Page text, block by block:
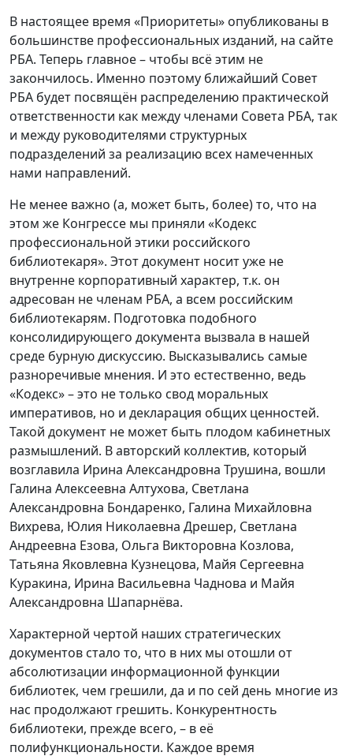
В настоящее время «Приоритеты» опубликованы в
большинстве профессиональных изданий, на сайте
РБА. Теперь главное – чтобы всё этим не
закончилось. Именно поэтому ближайший Совет
РБА будет посвящён распределению практической
ответственности как между членами Совета РБА, так
и между руководителями структурных
подразделений за реализацию всех намеченных
нами направлений.
Не менее важно (а, может быть, более) то, что на
этом же Конгрессе мы приняли «Кодекс
профессиональной этики российского
библиотекаря». Этот документ носит уже не
внутренне корпоративный характер, т.к. он
адресован не членам РБА, а всем российским
библиотекарям. Подготовка подобного
консолидирующего документа вызвала в нашей
среде бурную дискуссию. Высказывались самые
разноречивые мнения. И это естественно, ведь
«Кодекс» – это не только свод моральных
императивов, но и декларация общих ценностей.
Такой документ не может быть плодом кабинетных
размышлений. В авторский коллектив, который
возглавила Ирина Александровна Трушина, вошли
Галина Алексеевна Алтухова, Светлана
Александровна Бондаренко, Галина Михайловна
Вихрева, Юлия Николаевна Дрешер, Светлана
Андреевна Езова, Ольга Викторовна Козлова,
Татьяна Яковлевна Кузнецова, Майя Сергеевна
Куракина, Ирина Васильевна Чаднова и Майя
Александровна Шапарнёва.
Характерной чертой наших стратегических
документов стало то, что в них мы отошли от
абсолютизации информационной функции
библиотек, чем грешили, да и по сей день многие из
нас продолжают грешить. Конкурентность
библиотеки, прежде всего, – в её
полифункциональности. Каждое время